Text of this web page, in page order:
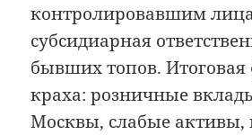
контролировавшим
субсидиарная
бывших топов.
краха: розничные
Москвы, слабые активы,